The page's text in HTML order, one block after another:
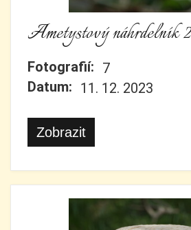
Ametystový náhrdelník 2
Fotografií: 7
Datum: 11. 12. 2023
Zobrazit